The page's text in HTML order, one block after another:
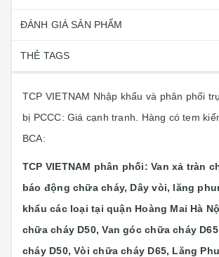
ĐÁNH GIÁ SẢN PHẨM
THẺ TAGS
TCP VIETNAM Nhập khẩu và phân phối
bị PCCC: Giá cạnh tranh. Hàng có tem
BCA:
TCP VIETNAM phân phối: Van xả tràn
báo động chữa cháy, Dây vòi, lăng
khẩu các loại tại quận Hoàng Mai Hà
chữa cháy D50, Van góc chữa cháy
cháy D50, Vòi chữa cháy D65, Lăng